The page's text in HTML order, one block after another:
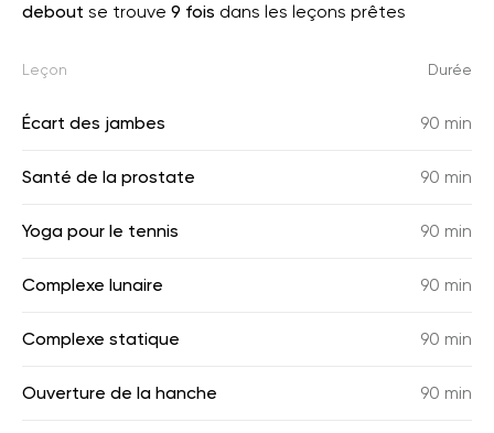
debout se trouve 9 fois dans les leçons prêtes
Leçon Durée
Écart des jambes 90 min
Santé de la prostate 90 min
Yoga pour le tennis 90 min
Complexe lunaire 90 min
Complexe statique 90 min
Ouverture de la hanche 90 min